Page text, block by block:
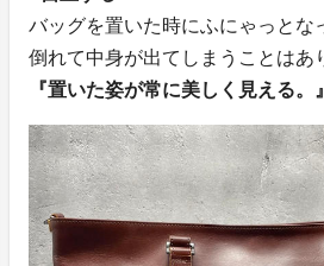
バッグを置いた時にふにゃっとな
倒れて中身が出てしまうことはあ
『置いた姿が常に美しく見える。』